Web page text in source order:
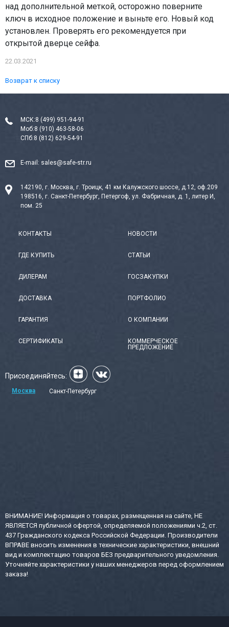
над дополнительной меткой, осторожно поверните
ключ в исходное положение и выньте его. Новый код
установлен. Проверять его рекомендуется при
открытой дверце сейфа.
22.03.2021
Возврат к списку
МСК:8 (499) 951-94-91
Моб:8 (910) 463-58-06
СПб:8 (812) 629-54-91
E-mail: sales@safe-str.ru
142190, г. Москва, г. Троицк, 41 км Калужского шоссе, д.12, оф.209
198516, г. Санкт-Петербург, Петергоф, ул. Фабричная, д. 1, литер И,
пом. 25
КОНТАКТЫ
ГДЕ КУПИТЬ
ДИЛЕРАМ
ДОСТАВКА
ГАРАНТИЯ
СЕРТИФИКАТЫ
НОВОСТИ
СТАТЬИ
ГОСЗАКУПКИ
ПОРТФОЛИО
О КОМПАНИИ
КОММЕРЧЕСКОЕ
ПРЕДЛОЖЕНИЕ
Присоединяйтесь:
Москва Санкт-Петербург
ВНИМАНИЕ! Информация о товарах, размещенная на сайте, НЕ
ЯВЛЯЕТСЯ публичной офертой, определяемой положениями ч.2, ст.
437 Гражданского кодекса Российской Федерации. Производители
ВПРАВЕ вносить изменения в технические характеристики, внешний
вид и комплектацию товаров БЕЗ предварительного уведомления.
Уточняйте характеристики у наших менеджеров перед оформлением
заказа!